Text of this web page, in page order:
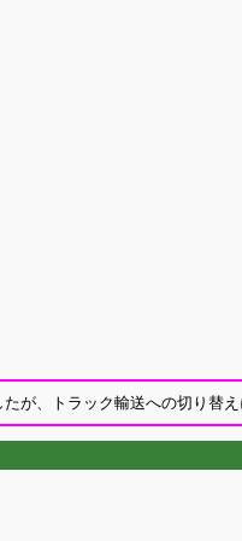
が、トラック輸送への切り替え